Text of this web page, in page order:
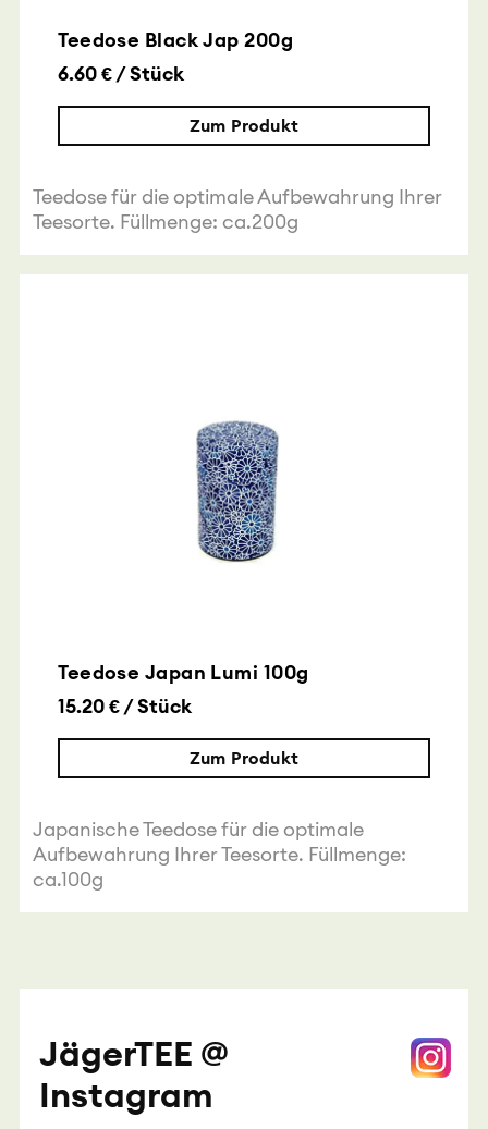
Teedose Black Jap 200g
6.60 € / Stück
Zum Produkt
Teedose für die optimale Aufbewahrung Ihrer
Teesorte. Füllmenge: ca.200g
Teedose Japan Lumi 100g
15.20 € / Stück
Zum Produkt
Japanische Teedose für die optimale
Aufbewahrung Ihrer Teesorte. Füllmenge:
ca.100g
JägerTEE @
Instagram